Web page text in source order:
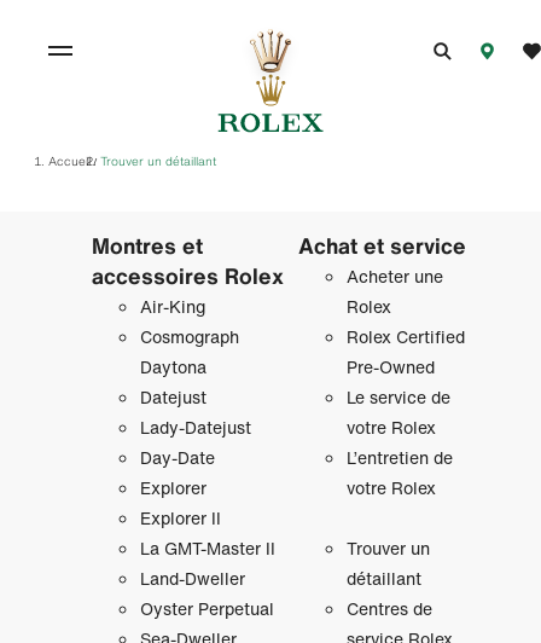
Accueil/ Trouver un détaillant
Montres et
accessoires Rolex
Air‑King
Cosmograph
Daytona
Datejust
Lady‑Datejust
Day‑Date
Explorer
Explorer II
La GMT‑Master II
Land-Dweller
Oyster Perpetual
Achat et service
Acheter une
Rolex
Rolex Certified
Pre-Owned
Le service de
votre Rolex
L’entretien de
votre Rolex
Trouver un
détaillant
Centres de